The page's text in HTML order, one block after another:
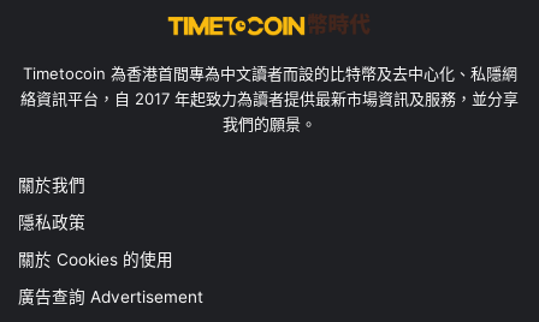
Timetocoin 為香港首間專為中文讀者而設的比特幣及去中心化、私隱網
絡資訊平台，自 2017 年起致力為讀者提供最新市場資訊及服務，並分享
我們的願景。
關於我們
隱私政策
關於 Cookies 的使用
廣告查詢 Advertisement